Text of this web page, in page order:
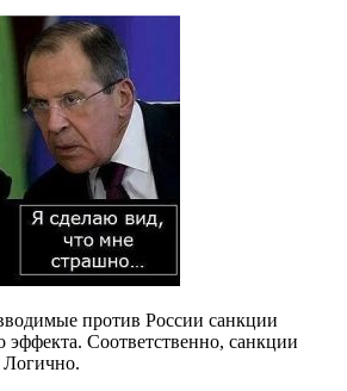
против России санкции
эффекта. Соответственно, санкции